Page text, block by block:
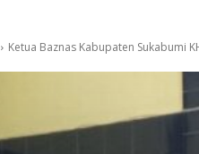
Ketua Baznas Kabupaten Sukabumi